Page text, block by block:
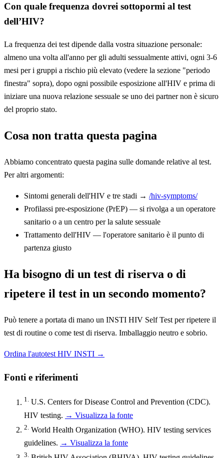
Con quale frequenza dovrei sottopormi al test
dell’HIV?
La frequenza dei test dipende dalla vostra situazione personale:
almeno una volta all'anno per gli adulti sessualmente attivi, ogni 3-6
mesi per i gruppi a rischio più elevato (vedere la sezione "periodo
finestra" sopra), dopo ogni possibile esposizione all'HIV e prima di
iniziare una nuova relazione sessuale se uno dei partner non è sicuro
del proprio stato.
Cosa non tratta questa pagina
Abbiamo concentrato questa pagina sulle domande relative al test.
Per altri argomenti:
Sintomi generali dell'HIV e tre stadi → /hiv-symptoms/
Profilassi pre-esposizione (PrEP) — si rivolga a un operatore
sanitario o a un centro per la salute sessuale
Trattamento dell'HIV — l'operatore sanitario è il punto di
partenza giusto
Ha bisogno di un test di riserva o di
ripetere il test in un secondo momento?
Può tenere a portata di mano un INSTI HIV Self Test per ripetere il
test di routine o come test di riserva. Imballaggio neutro e sobrio.
Ordina l'autotest HIV INSTI →
Fonti e riferimenti
1. U.S. Centers for Disease Control and Prevention (CDC).
HIV testing. → Visualizza la fonte
2. World Health Organization (WHO). HIV testing services
guidelines. → Visualizza la fonte
3.